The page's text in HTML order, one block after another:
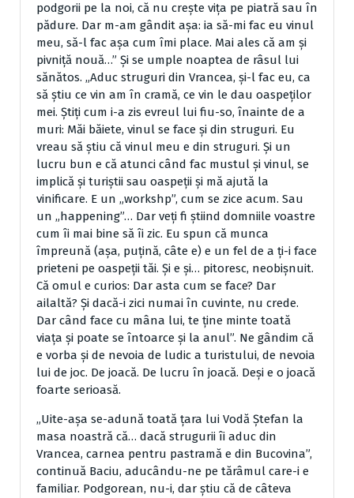
podgorii pe la noi, că nu creşte viţa pe piatră sau în
pădure. Dar m-am gândit aşa: ia să-mi fac eu vinul
meu, să-l fac aşa cum îmi place. Mai ales că am şi
pivniţă nouă…” Şi se umple noaptea de râsul lui
sănătos. „Aduc struguri din Vrancea, şi-l fac eu, ca
să ştiu ce vin am în cramă, ce vin le dau oaspeţilor
mei. Ştiţi cum i-a zis evreul lui fiu-so, înainte de a
muri: Măi băiete, vinul se face şi din struguri. Eu
vreau să ştiu că vinul meu e din struguri. Şi un
lucru bun e că atunci când fac mustul şi vinul, se
implică şi turiştii sau oaspeţii şi mă ajută la
vinificare. E un „workshp”, cum se zice acum. Sau
un „happening”… Dar veţi fi ştiind domniile voastre
cum îi mai bine să îi zic. Eu spun că munca
împreună (aşa, puţină, câte e) e un fel de a ţi-i face
prieteni pe oaspeţii tăi. Şi e şi… pitoresc, neobişnuit.
Că omul e curios: Dar asta cum se face? Dar
ailaltă? Şi dacă-i zici numai în cuvinte, nu crede.
Dar când face cu mâna lui, te ţine minte toată
viaţa şi poate se întoarce şi la anul”. Ne gândim că
e vorba şi de nevoia de ludic a turistului, de nevoia
lui de joc. De joacă. De lucru în joacă. Deşi e o joacă
foarte serioasă.
„Uite-aşa se-adună toată ţara lui Vodă Ştefan la
masa noastră că… dacă strugurii îi aduc din
Vrancea, carnea pentru pastramă e din Bucovina”,
continuă Baciu, aducându-ne pe tărâmul care-i e
familiar. Podgorean, nu-i, dar ştiu că de câteva